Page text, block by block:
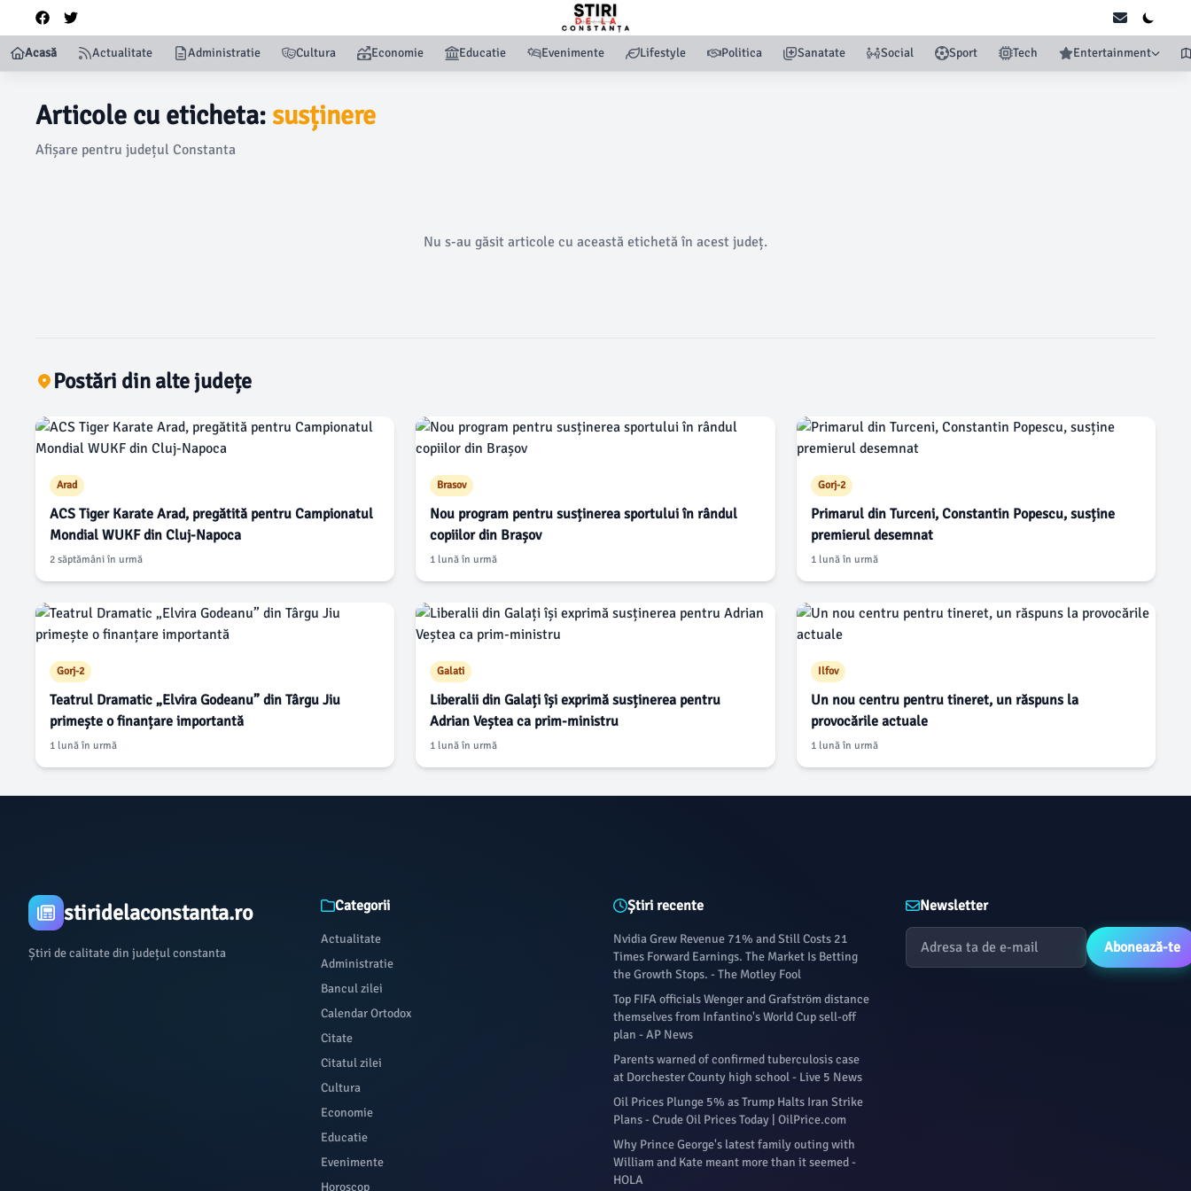
Acasă Actualitate Administratie Cultura Economie Educatie Evenimente Lifestyle Politica Sanatate Social Sport Tech Entertainment
Articole cu eticheta: susținere
Afișare pentru județul Constanta
Nu s-au găsit articole cu această etichetă în acest județ.
Postări din alte județe
Arad
ACS Tiger Karate Arad, pregătită pentru Campionatul
Mondial WUKF din Cluj-Napoca
2 săptămâni în urmă
Brasov
Nou program pentru susținerea sportului în rândul
copiilor din Brașov
1 lună în urmă
Gorj-2
Primarul din Turceni, Constantin Popescu, susține
premierul desemnat
1 lună în urmă
Gorj-2
Teatrul Dramatic „Elvira Godeanu” din Târgu Jiu
primește o finanțare importantă
1 lună în urmă
Galati
Liberalii din Galați își exprimă susținerea pentru
Adrian Veștea ca prim-ministru
1 lună în urmă
Ilfov
Un nou centru pentru tineret, un răspuns la
provocările actuale
1 lună în urmă
stiridelaconstanta.ro
Știri de calitate din județul constanta
Categorii
Actualitate
Administratie
Bancul zilei
Calendar Ortodox
Citate
Citatul zilei
Cultura
Economie
Educatie
Evenimente
Horoscop
Știri recente
Nvidia Grew Revenue 71% and Still Costs 21
Times Forward Earnings. The Market Is Betting
the Growth Stops. - The Motley Fool
Top FIFA officials Wenger and Grafström distance
themselves from Infantino's World Cup sell-off
plan - AP News
Parents warned of confirmed tuberculosis case
at Dorchester County high school - Live 5 News
Oil Prices Plunge 5% as Trump Halts Iran Strike
Plans - Crude Oil Prices Today | OilPrice.com
Why Prince George's latest family outing with
William and Kate meant more than it seemed -
HOLA
Newsletter
Abonează-te